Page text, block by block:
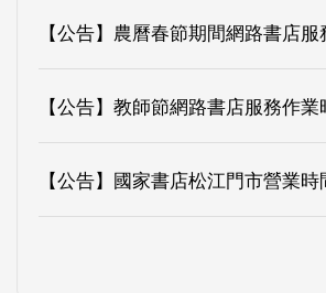
【公告】農曆春節期間網路書店
【公告】教師節網路書店服務作
【公告】國家書店松江門市營業